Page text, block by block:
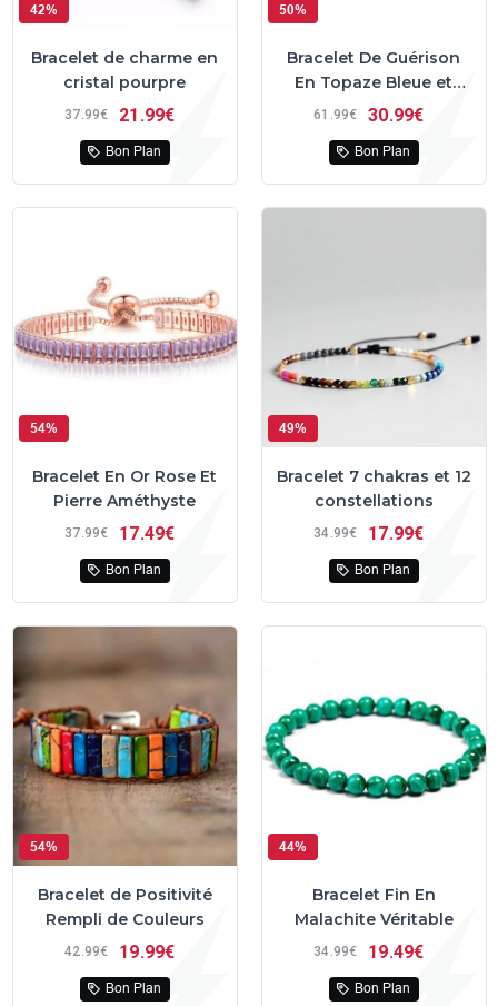
42%
Bracelet de charme en
cristal pourpre
37 99€ 21 99€
Bon Plan
50%
Bracelet De Guérison
En Topaze Bleue et
Jaspe
61 99€ 30 99€
Bon Plan
54%
Bracelet En Or Rose Et
Pierre Améthyste
37 99€ 17 49€
Bon Plan
49%
Bracelet 7 chakras et 12
constellations
34 99€ 17 99€
Bon Plan
54%
Bracelet de Positivité
Rempli de Couleurs
42 99€ 19 99€
Bon Plan
44%
Bracelet Fin En
Malachite Véritable
34 99€ 19 49€
Bon Plan